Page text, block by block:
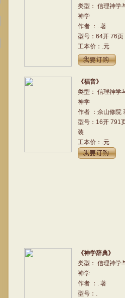
类型： 信理神学
神学
作者 ：. 著
型号：64开 76页
工本价：.元
《福音》
类型： 信理神学
神学
作者 ：佘山修院
型号：16开 791
装
工本价：.元
《神学辞典》
类型： 信理神学
神学
作者 ：. 著
型号：.